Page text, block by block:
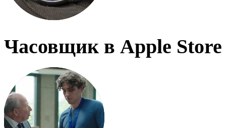
Часовщик в Apple Store